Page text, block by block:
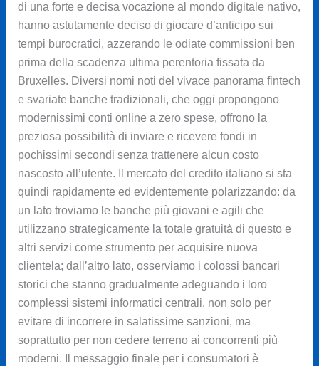
di una forte e decisa vocazione al mondo digitale nativo,
hanno astutamente deciso di giocare d’anticipo sui
tempi burocratici, azzerando le odiate commissioni ben
prima della scadenza ultima perentoria fissata da
Bruxelles. Diversi nomi noti del vivace panorama fintech
e svariate banche tradizionali, che oggi propongono
modernissimi conti online a zero spese, offrono la
preziosa possibilità di inviare e ricevere fondi in
pochissimi secondi senza trattenere alcun costo
nascosto all’utente. Il mercato del credito italiano si sta
quindi rapidamente ed evidentemente polarizzando: da
un lato troviamo le banche più giovani e agili che
utilizzano strategicamente la totale gratuità di questo e
altri servizi come strumento per acquisire nuova
clientela; dall’altro lato, osserviamo i colossi bancari
storici che stanno gradualmente adeguando i loro
complessi sistemi informatici centrali, non solo per
evitare di incorrere in salatissime sanzioni, ma
soprattutto per non cedere terreno ai concorrenti più
moderni. Il messaggio finale per i consumatori è